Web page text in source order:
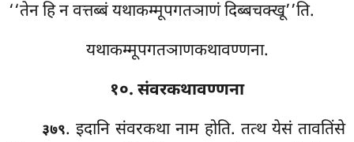
‘‘तेन हि न वत्तब्बं यथाकम्मूपगतञाणं दिब्बचक्खू’’ति.
यथाकम्मूपगतञाणकथावण्णना.
१०. संवरकथावण्णना
३७९. इदानि संवरकथा नाम होति. तत्थ येसं तावतिंसे